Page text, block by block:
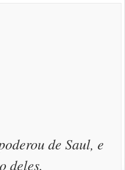
de Saul, e
deles.